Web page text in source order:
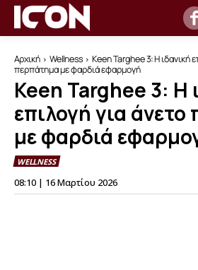
Αρχική Wellness
Keen Targhee 3: Η ιδανική
περπάτημα με φαρδιά εφαρμογή
Keen Targhee 3: Η
επιλογή για
με φαρδιά
WELLNESS
08:10 | 16 Μαρτίου 2026